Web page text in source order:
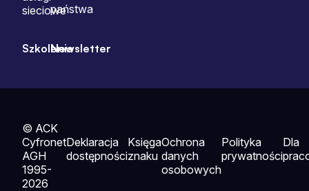
sieciowepaństwa
SzkoleniaNewsletter
© ACK
Cyfronet
AGH
1995-
2026
Deklaracja
dostępności
Księga
znaku
Ochrona
danych
osobowych
Polityka
prywatności
Dla